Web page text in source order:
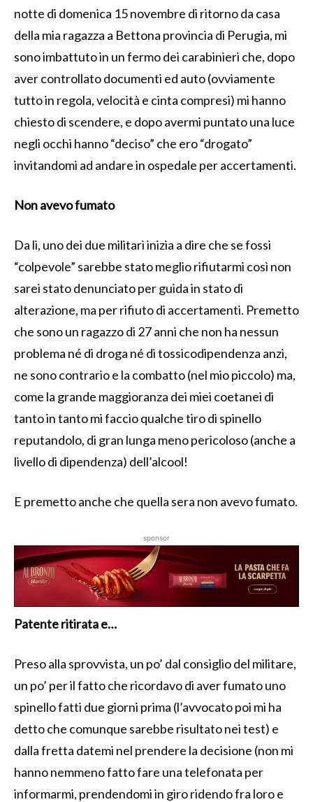
notte di domenica 15 novembre di ritorno da casa
della mia ragazza a Bettona provincia di Perugia, mi
sono imbattuto in un fermo dei carabinieri che, dopo
aver controllato documenti ed auto (ovviamente
tutto in regola, velocità e cinta compresi) mi hanno
chiesto di scendere, e dopo avermi puntato una luce
negli occhi hanno “deciso” che ero “drogato”
invitandomi ad andare in ospedale per accertamenti.
Non avevo fumato
Da li, uno dei due militari inizia a dire che se fossi
“colpevole” sarebbe stato meglio rifiutarmi così non
sarei stato denunciato per guida in stato di
alterazione, ma per rifiuto di accertamenti. Premetto
che sono un ragazzo di 27 anni che non ha nessun
problema né di droga né di tossicodipendenza anzi,
ne sono contrario e la combatto (nel mio piccolo) ma,
come la grande maggioranza dei miei coetanei di
tanto in tanto mi faccio qualche tiro di spinello
reputandolo, di gran lunga meno pericoloso (anche a
livello di dipendenza) dell’alcool!
E premetto anche che quella sera non avevo fumato.
sponsor
Patente ritirata e…
Preso alla sprovvista, un po’ dal consiglio del militare,
un po’ per il fatto che ricordavo di aver fumato uno
spinello fatti due giorni prima (l’avvocato poi mi ha
detto che comunque sarebbe risultato nei test) e
dalla fretta datemi nel prendere la decisione (non mi
hanno nemmeno fatto fare una telefonata per
informarmi, prendendomi in giro ridendo fra loro e